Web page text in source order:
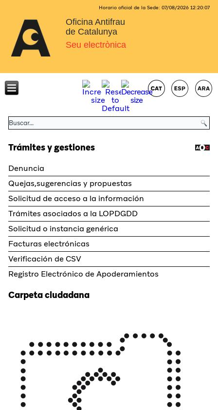
Horario oficial de la Sede: 07/08/2026 12:20:07
Oficina Antifrau
de Catalunya
Seu electrònica
Trámites y gestiones
Denuncia
Quejas,sugerencias y propuestas
Solicitud de acceso a la información
Trámites asociados a la LOPDGDD
Solicitud o instancia genérica
Facturas electrónicas
Verificación de CSV
Registro Electrónico de Apoderamientos
Carpeta ciudadana